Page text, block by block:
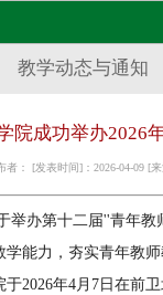
教学动态与通知
院成功举办2026
者： [发表时间]：2026-04-09 [
举办第十二届''青年教
学能力，夯实青年教
于2026年4月 7 日在前